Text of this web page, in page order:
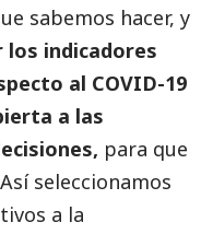
sabemos hacer, y
los indicadores
al COVID-19
a las
para que
seleccionamos
a la